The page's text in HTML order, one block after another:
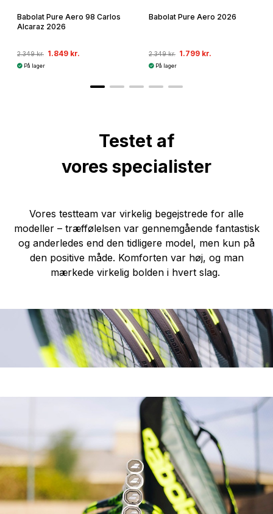
Babolat Pure Aero 98 Carlos
Alcaraz 2026
2.349 kr. 1.849 kr.
På lager
Babolat Pure Aero 2026
2.349 kr. 1.799 kr.
På lager
Testet af
vores specialister
Vores testteam var virkelig begejstrede for alle
modeller – træffølelsen var gennemgående fantastisk
og anderledes end den tidligere model, men kun på
den positive måde. Komforten var høj, og man
mærkede virkelig bolden i hvert slag.